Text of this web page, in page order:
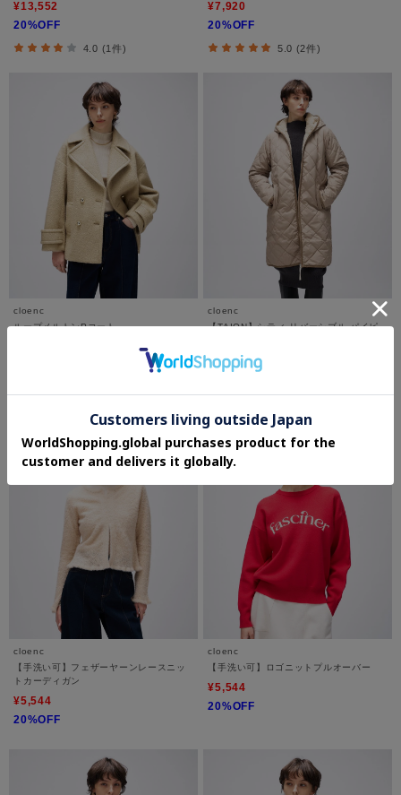
¥13,552
20%OFF
4.0 (1件)
¥7,920
20%OFF
5.0 (2件)
cloenc
ループメルトンPコート
cloenc
【TAION】シティ リバーシブル パイピ
¥22,000
cloenc
【手洗い可】フェザーヤーンレースニッ
トカーディガン
¥5,544
20%OFF
cloenc
【手洗い可】ロゴニットプルオーバー
¥5,544
20%OFF